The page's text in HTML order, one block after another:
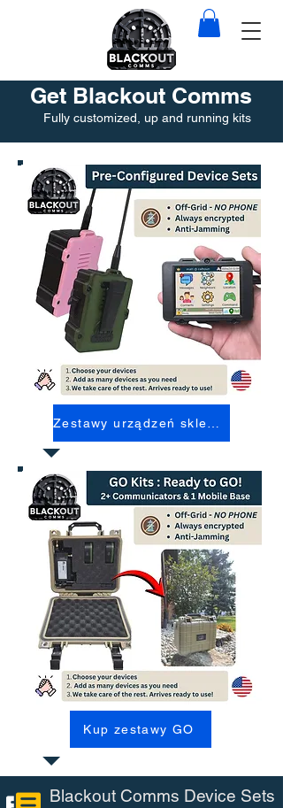
Get Blackout Comms
Fully customized, up and running kits
Zestawy urządzeń sklepowych
Kup zestawy GO
Blackout Comms Device Sets